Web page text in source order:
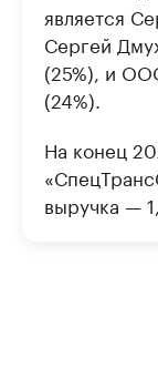
является
Сергей
(25%), и
(24%).
На конец
выручка —